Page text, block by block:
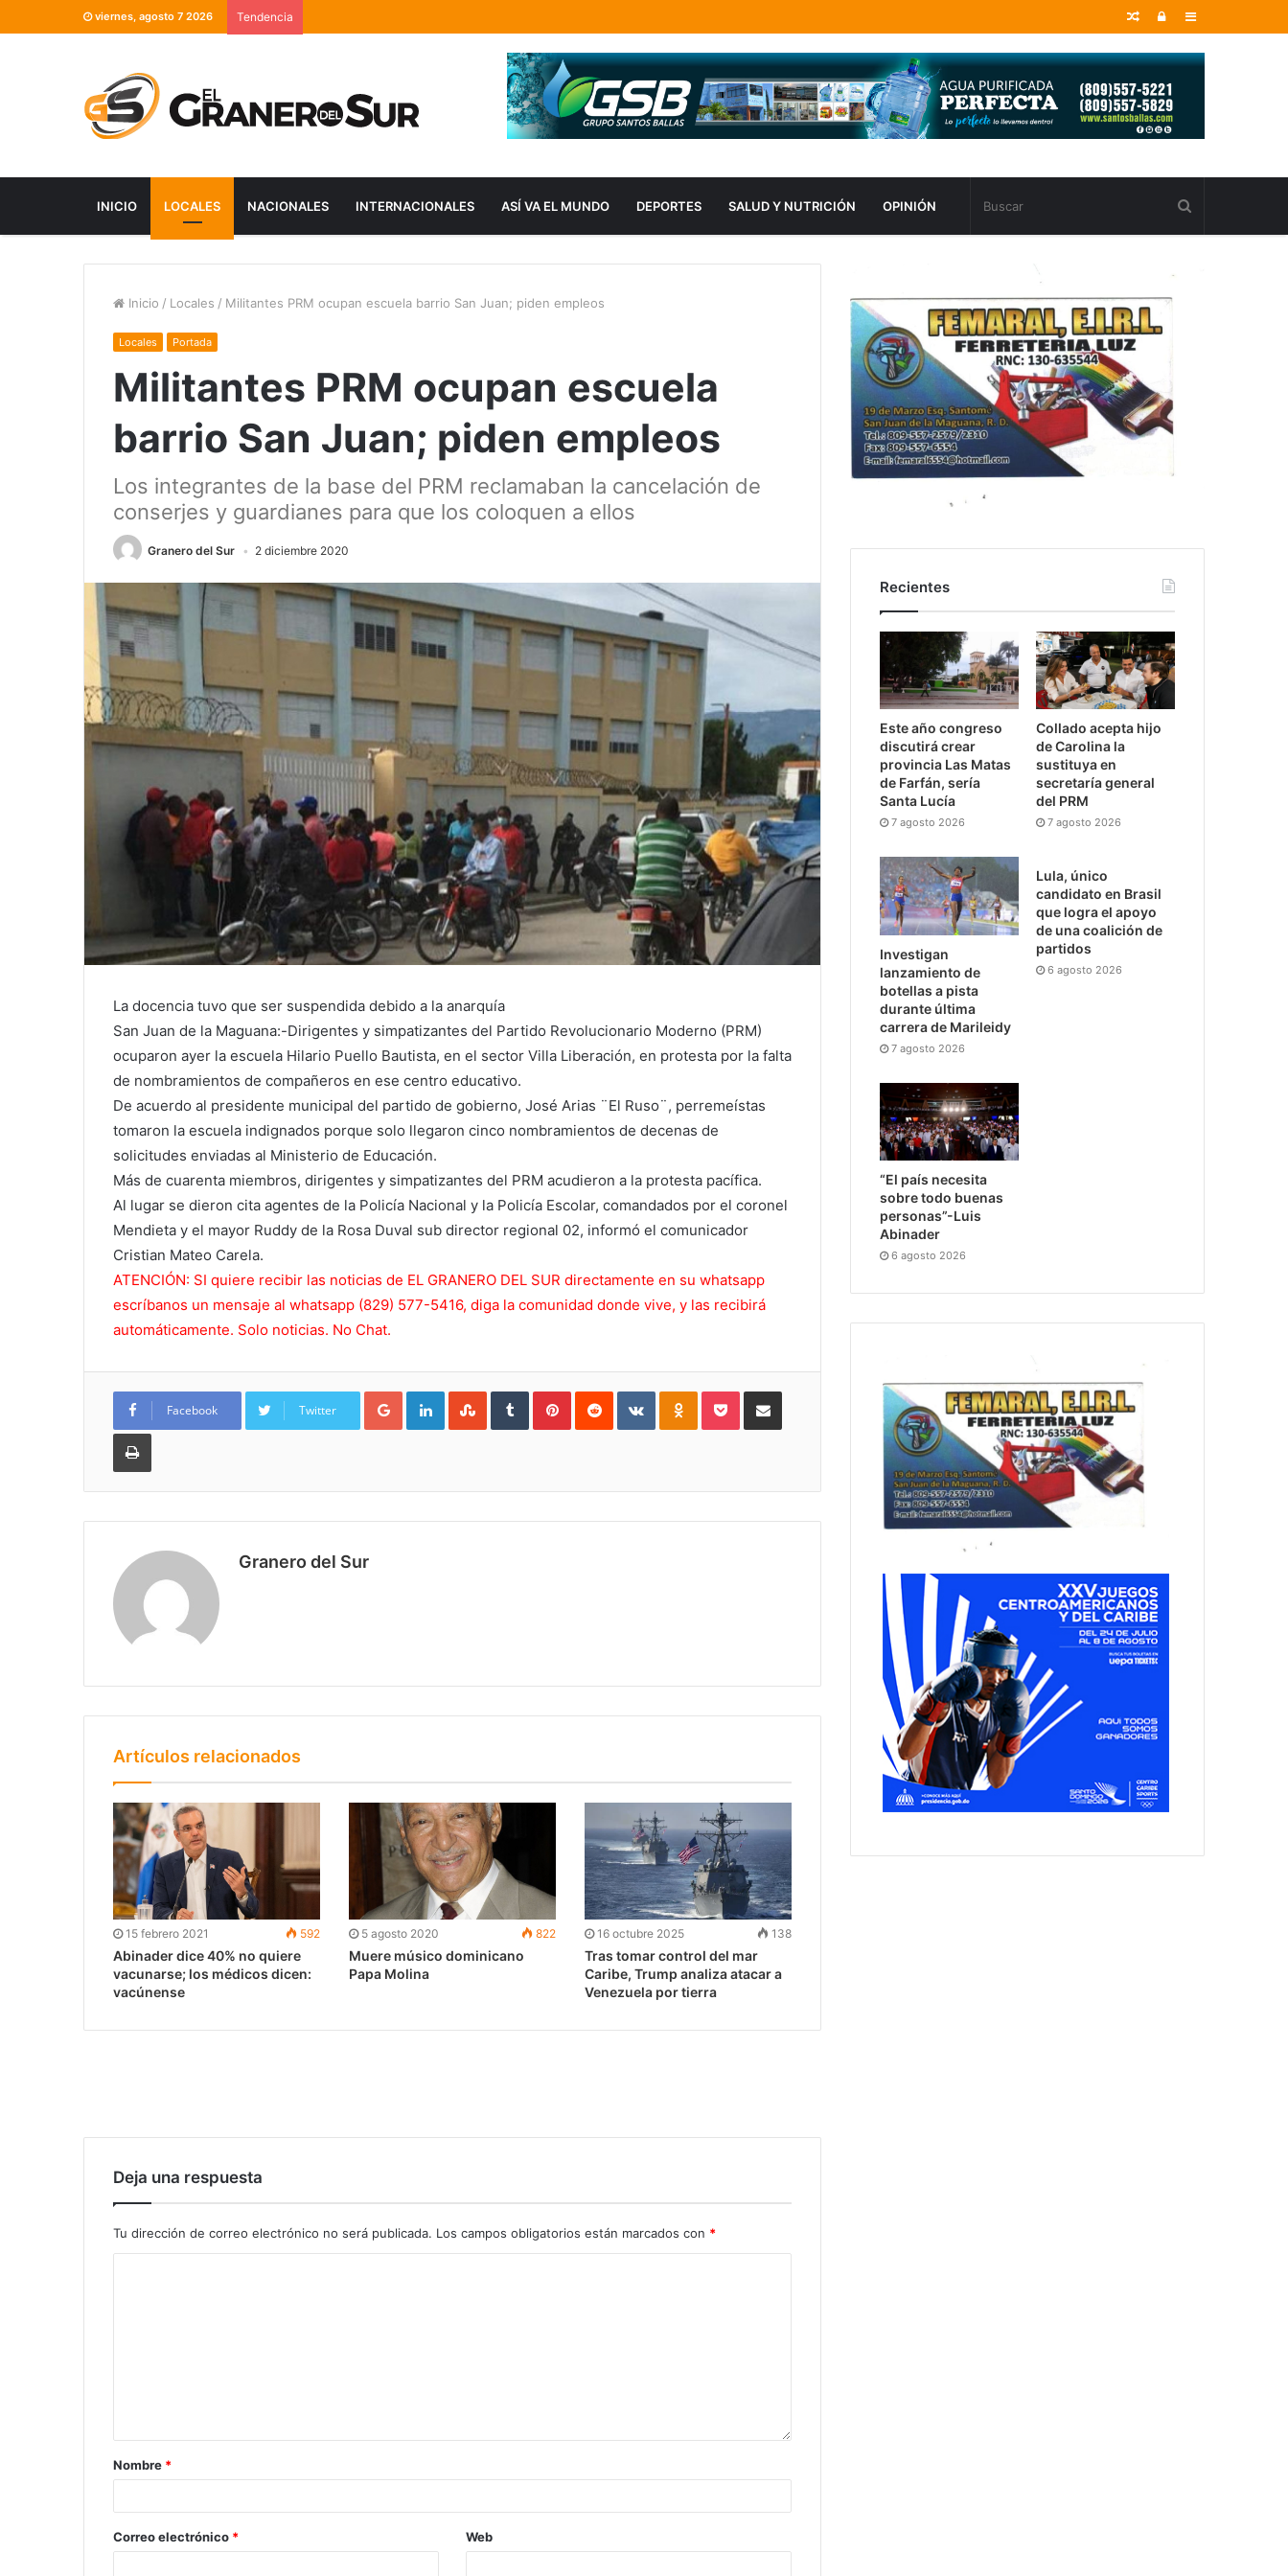
viernes, agosto 7 2026 Tendencia Sidebar
Entrar
Random
INICIO LOCALES NACIONALES INTERNACIONALES ASÍ VA EL MUNDO DEPORTES SALUD Y NUTRICIÓN OPINIÓN
Inicio / Locales / Militantes PRM ocupan escuela barrio San Juan; piden empleos
Locales Portada
Militantes PRM ocupan escuela
barrio San Juan; piden empleos
Los integrantes de la base del PRM reclamaban la cancelación de
conserjes y guardianes para que los coloquen a ellos
Granero del Sur 2 diciembre 2020
La docencia tuvo que ser suspendida debido a la anarquía
San Juan de la Maguana:-Dirigentes y simpatizantes del Partido Revolucionario Moderno (PRM)
ocuparon ayer la escuela Hilario Puello Bautista, en el sector Villa Liberación, en protesta por la falta
de nombramientos de compañeros en ese centro educativo.
De acuerdo al presidente municipal del partido de gobierno, José Arias ¨El Ruso¨, perremeístas
tomaron la escuela indignados porque solo llegaron cinco nombramientos de decenas de
solicitudes enviadas al Ministerio de Educación.
Más de cuarenta miembros, dirigentes y simpatizantes del PRM acudieron a la protesta pacífica.
Al lugar se dieron cita agentes de la Policía Nacional y la Policía Escolar, comandados por el coronel
Mendieta y el mayor Ruddy de la Rosa Duval sub director regional 02, informó el comunicador
Cristian Mateo Carela.
ATENCIÓN: SI quiere recibir las noticias de EL GRANERO DEL SUR directamente en su whatsapp
escríbanos un mensaje al whatsapp (829) 577-5416, diga la comunidad donde vive, y las recibirá
automáticamente. Solo noticias. No Chat.
Facebook Twitter
Google+LinkedInStumbleUpon
TumblrPinterestReddit VKontakteOdnoklassniki
PocketCompartir por Correo
Imprimir
Granero del Sur
Artículos relacionados
15 febrero 2021 592
Abinader dice 40% no quiere
vacunarse; los médicos dicen:
vacúnense
5 agosto 2020 822
Muere músico dominicano
Papa Molina
16 octubre 2025 138
Tras tomar control del mar
Caribe, Trump analiza atacar a
Venezuela por tierra
Deja una respuesta
Tu dirección de correo electrónico no será publicada. Los campos obligatorios están marcados con *
Nombre *
Correo electrónico * Web
Recientes
Este año congreso
discutirá crear
provincia Las Matas
de Farfán, sería
Santa Lucía
7 agosto 2026
Collado acepta hijo
de Carolina la
sustituya en
secretaría general
del PRM
7 agosto 2026
Investigan
lanzamiento de
botellas a pista
durante última
carrera de Marileidy
7 agosto 2026
Lula, único
candidato en Brasil
que logra el apoyo
de una coalición de
partidos
6 agosto 2026
“El país necesita
sobre todo buenas
personas”-Luis
Abinader
6 agosto 2026